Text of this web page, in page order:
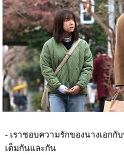
- เราชอบความรักของนางเอกกั
เต็มกันและกัน